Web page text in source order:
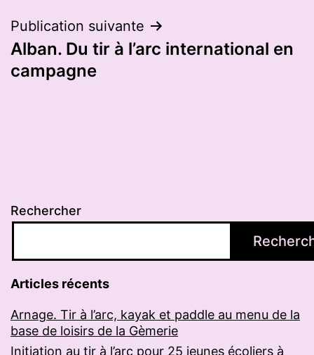
Publication suivante
Alban. Du tir à l’arc international en
campagne
Rechercher
Articles récents
Arnage. Tir à l’arc, kayak et paddle au menu de la
base de loisirs de la Gèmerie
Initiation au tir à l’arc pour 25 jeunes écoliers à